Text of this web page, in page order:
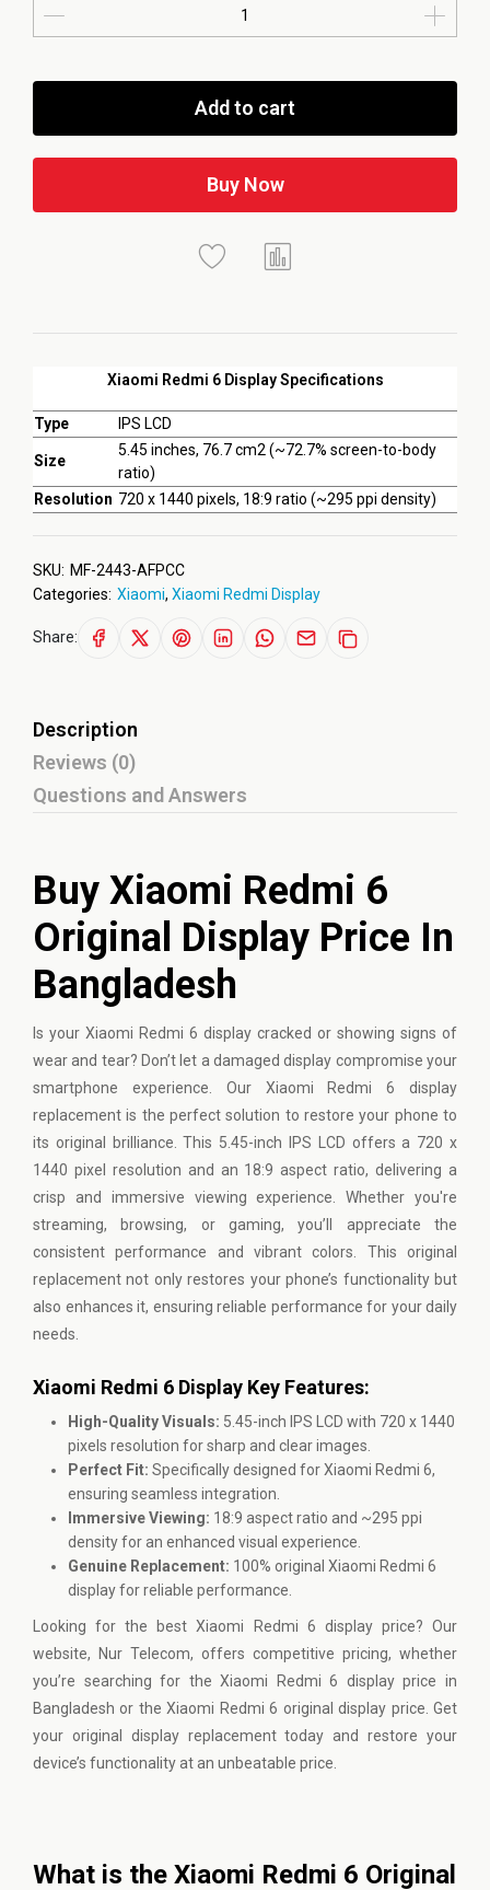
Xiaomi Redmi 6 Display Specifications
Type IPS LCD
Size
5.45 inches, 76.7 cm2 (~72.7% screen-to-body
ratio)
Resolution 720 x 1440 pixels, 18:9 ratio (~295 ppi density)
Add to cart
Buy Now
SKU: MF-2443-AFPCC
Categories: Xiaomi, Xiaomi Redmi Display
Share:
Description
Reviews (0)
Questions and Answers
Buy Xiaomi Redmi 6
Original Display Price In
Bangladesh
Is your Xiaomi Redmi 6 display cracked or showing signs of
wear and tear? Don’t let a damaged display compromise your
smartphone experience. Our Xiaomi Redmi 6 display
replacement is the perfect solution to restore your phone to
its original brilliance. This 5.45-inch IPS LCD offers a 720 x
1440 pixel resolution and an 18:9 aspect ratio, delivering a
crisp and immersive viewing experience. Whether you're
streaming, browsing, or gaming, you’ll appreciate the
consistent performance and vibrant colors. This original
replacement not only restores your phone’s functionality but
also enhances it, ensuring reliable performance for your daily
needs.
Xiaomi Redmi 6 Display Key Features:
High-Quality Visuals: 5.45-inch IPS LCD with 720 x 1440
pixels resolution for sharp and clear images.
Perfect Fit: Specifically designed for Xiaomi Redmi 6,
ensuring seamless integration.
Immersive Viewing: 18:9 aspect ratio and ~295 ppi
density for an enhanced visual experience.
Genuine Replacement: 100% original Xiaomi Redmi 6
display for reliable performance.
Looking for the best Xiaomi Redmi 6 display price? Our
website, Nur Telecom, offers competitive pricing, whether
you’re searching for the Xiaomi Redmi 6 display price in
Bangladesh or the Xiaomi Redmi 6 original display price. Get
your original display replacement today and restore your
device’s functionality at an unbeatable price.
What is the Xiaomi Redmi 6 Original